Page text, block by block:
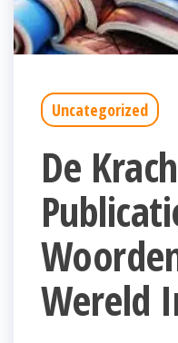
Uncategorized
De
Wereld